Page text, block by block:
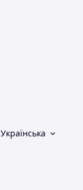
Українська